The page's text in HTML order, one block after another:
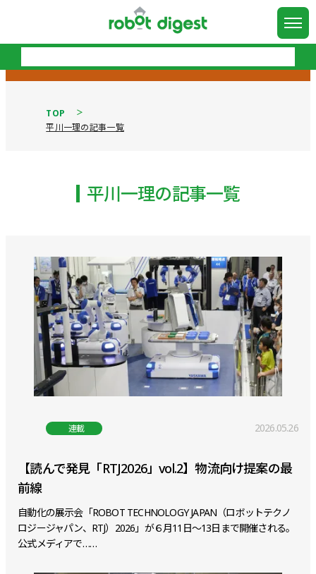
TOP
平川一理の記事一覧
平川一理の記事一覧
連載 2026.05.26
【読んで発見「RTJ2026」vol.2】物流向け提案の最
前線
自動化の展示会「ROBOT TECHNOLOGY JAPAN（ロボットテクノ
ロジージャパン、RTJ）2026」が６月11日～13日まで開催される。
公式メディアで……